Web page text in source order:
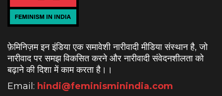
फ़ेमिनिज़म इन इंडिया एक समावेशी नारीवादी मीडिया संस्थान है, जो
नारीवाद पर समझ विकसित करने और नारीवादी संवेदनशीलता को
बढ़ाने की दिशा में काम करता है। ।
Email: hindi@feminisminindia.com